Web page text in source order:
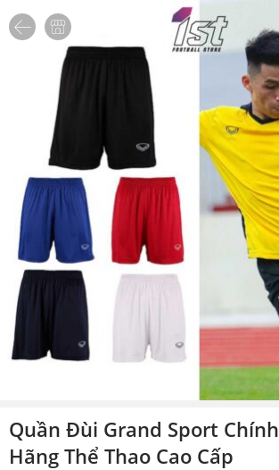
Quần Đùi Grand Sport Chính
Hãng Thể Thao Cao Cấp